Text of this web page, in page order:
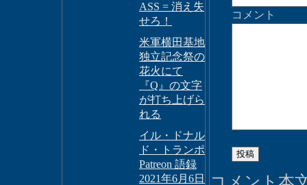
ASS = 消え失
せろ！
米軍横田基地
独立記念祭の
花火にて
『Q』の文字
が打ち上げら
れる
イル・ドナル
ド・トランポ
Patreon 語録
2021年6月6日
コメント